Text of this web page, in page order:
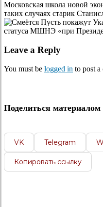
Московская школа новой
таких случаях старик
Пусть покажут
статуса МШНЭ «при
Leave a Reply
You must be logged in to post a
Поделиться материалом
VK Telegram
Копировать ссылку